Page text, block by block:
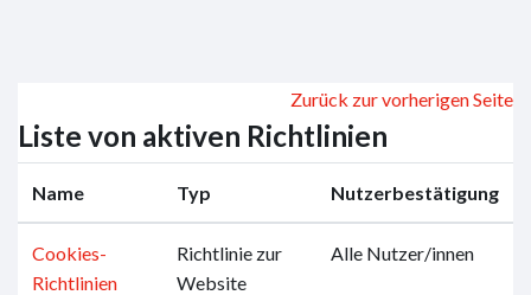
Zurück zur vorherigen Seite
Liste von aktiven Richtlinien
Name Typ Nutzerbestätigung
Cookies-
Richtlinien
Richtlinie zur
Website
Alle Nutzer/innen